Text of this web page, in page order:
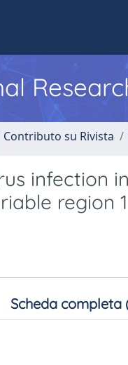
Contributo su Rivista
infection
region
Scheda completa